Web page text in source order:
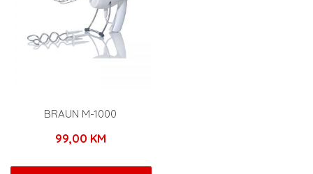
BRAUN M-1000
99,00 KM